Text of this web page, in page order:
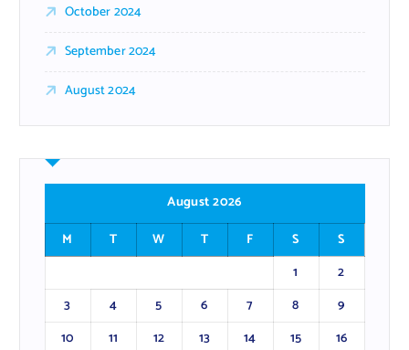
October 2024
September 2024
August 2024
August 2026
M
T W T F S
S
1
2
3
4 5 6 7 8
9
10
11 12 13 14 15
16